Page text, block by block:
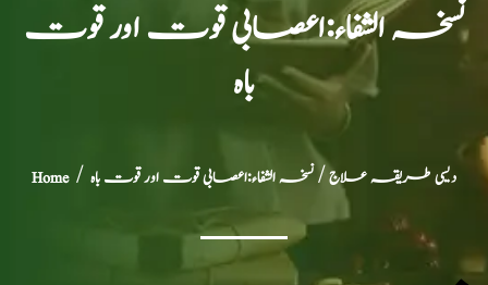
نسخہ الشفاء:اعصابی قوت اور قوت
باہ
Home/ دیسی طریقہ علاج/ نسخہ الشفاء:اعصابی قوت اور قوت باہ